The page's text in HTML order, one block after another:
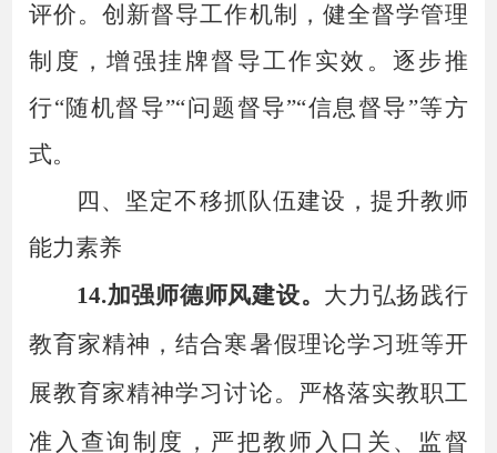
评价。创新督导工作机制，健全督学管理
制度，增强挂牌督导工作实效。逐步推
行“随机督导”“问题督导”“信息督导”等方
式。
四、 坚定不移抓队伍建设，提升教师
能力素养
14.加强师德师风建设。 大力弘扬践行
教育家精神，结合寒暑假理论学习班等开
展教育家精神学习讨论。严格落实教职工
准入查询制度，严把教师入口关、监督